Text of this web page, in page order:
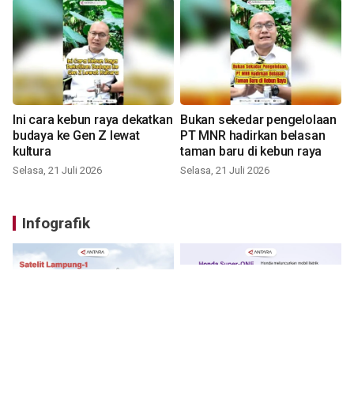
Ini cara kebun raya dekatkan
budaya ke Gen Z lewat
kultura
Selasa, 21 Juli 2026
Bukan sekedar pengelolaan
PT MNR hadirkan belasan
taman baru di kebun raya
Selasa, 21 Juli 2026
Infografik